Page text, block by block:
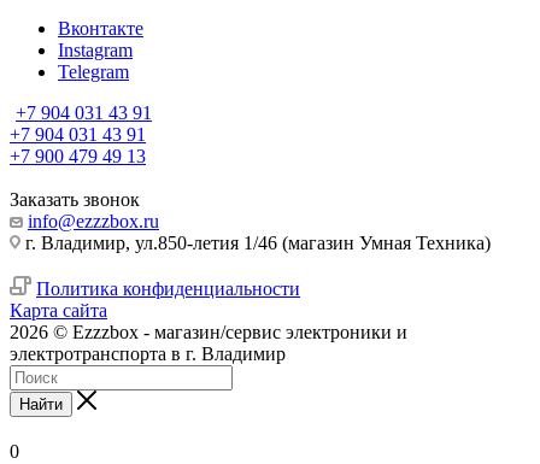
Вконтакте
Instagram
Telegram
+7 904 031 43 91
+7 904 031 43 91
+7 900 479 49 13
Заказать звонок
info@ezzzbox.ru
г. Владимир, ул.850-летия 1/46 (магазин Умная Техника)
Политика конфиденциальности
Карта сайта
2026 © Ezzzbox - магазин/сервис электроники и
электротранспорта в г. Владимир
Найти
0